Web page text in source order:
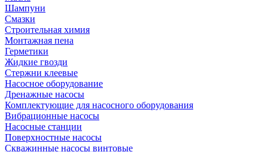
Шампуни
Смазки
Строительная химия
Монтажная пена
Герметики
Жидкие гвозди
Стержни клеевые
Насосное оборудование
Дренажные насосы
Комплектующие для насосного оборудования
Вибрационные насосы
Насосные станции
Поверхностные насосы
Скважинные насосы винтовые